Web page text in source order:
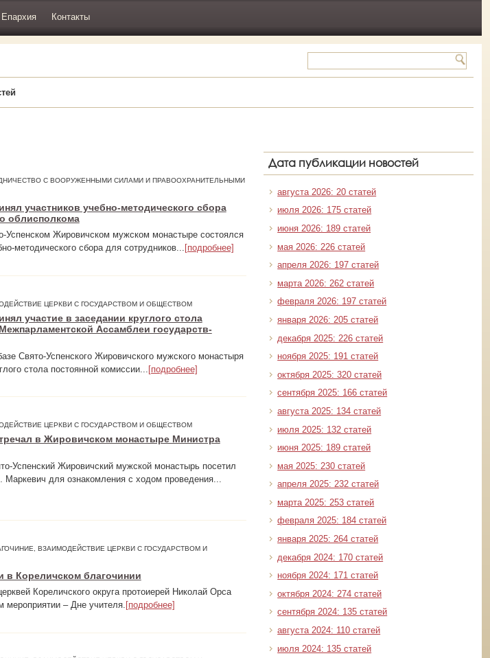
Епархия Контакты
С ВООРУЖЕННЫМИ СИЛАМИ И ПРАВООХРАНИТЕЛЬНЫМИ
участников учебно-методического сбора
облисполкома
Успенском Жировичском мужском монастыре состоялся
методического сбора для сотрудников... [подробнее]
ЦЕРКВИ С ГОСУДАРСТВОМ И ОБЩЕСТВОМ
участие в заседании круглого стола
Ассамблеи государств-
Свято-Успенского Жировичского мужского монастыря
стола постоянной комиссии... [подробнее]
ЦЕРКВИ С ГОСУДАРСТВОМ И ОБЩЕСТВОМ
в Жировичском монастыре Министра
Успенский Жировичский мужской монастырь посетил
для ознакомления с ходом проведения...
ВЗАИМОДЕЙСТВИЕ ЦЕРКВИ С ГОСУДАРСТВОМ И
в Кореличском благочинии
Кореличского округа протоиерей Николай Орса
мероприятии – Дне учителя. [подробнее]
Дата публикации новостей
августа 2026: 20 статей
июля 2026: 175 статей
июня 2026: 189 статей
мая 2026: 226 статей
апреля 2026: 197 статей
марта 2026: 262 статей
февраля 2026: 197 статей
января 2026: 205 статей
декабря 2025: 226 статей
ноября 2025: 191 статей
октября 2025: 320 статей
сентября 2025: 166 статей
августа 2025: 134 статей
июля 2025: 132 статей
июня 2025: 189 статей
мая 2025: 230 статей
апреля 2025: 232 статей
марта 2025: 253 статей
февраля 2025: 184 статей
января 2025: 264 статей
декабря 2024: 170 статей
ноября 2024: 171 статей
октября 2024: 274 статей
сентября 2024: 135 статей
августа 2024: 110 статей
июля 2024: 135 статей